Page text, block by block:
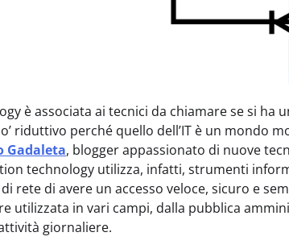
è associata ai tecnici da chiamare se si
riduttivo perché quello dell’IT è un mondo
Gadaleta, blogger appassionato di nuove
technology utilizza, infatti, strumenti
rete di avere un accesso veloce, sicuro e
utilizzata in vari campi, dalla pubblica
giornaliere.